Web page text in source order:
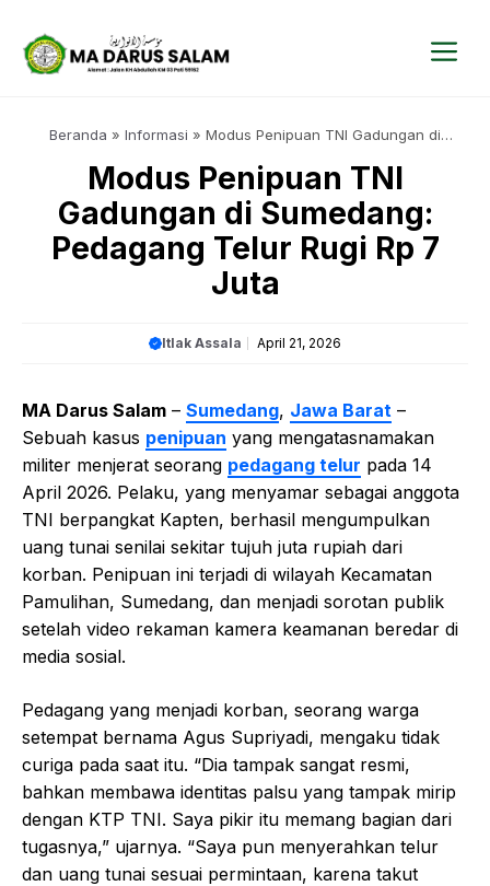
Beranda » Informasi » Modus Penipuan TNI Gadungan di
Modus Penipuan TNI
Gadungan di Sumedang:
Pedagang Telur Rugi Rp 7
Juta
Itlak Assala April 21, 2026
MA Darus Salam – Sumedang, Jawa Barat –
Sebuah kasus penipuan yang mengatasnamakan
militer menjerat seorang pedagang telur pada 14
April 2026. Pelaku, yang menyamar sebagai anggota
TNI berpangkat Kapten, berhasil mengumpulkan
uang tunai senilai sekitar tujuh juta rupiah dari
korban. Penipuan ini terjadi di wilayah Kecamatan
Pamulihan, Sumedang, dan menjadi sorotan publik
setelah video rekaman kamera keamanan beredar di
media sosial.
Pedagang yang menjadi korban, seorang warga
setempat bernama Agus Supriyadi, mengaku tidak
curiga pada saat itu. “Dia tampak sangat resmi,
bahkan membawa identitas palsu yang tampak mirip
dengan KTP TNI. Saya pikir itu memang bagian dari
tugasnya,” ujarnya. “Saya pun menyerahkan telur
dan uang tunai sesuai permintaan, karena takut